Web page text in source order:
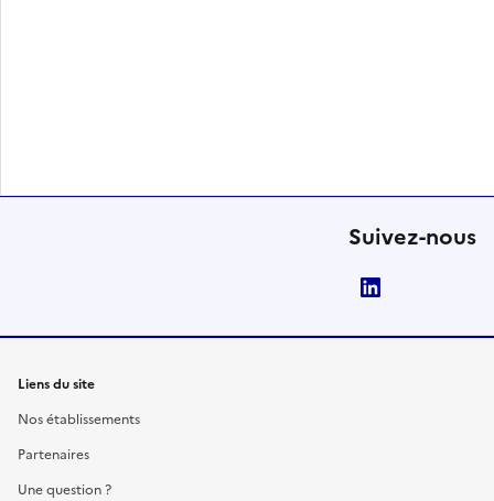
Suivez-nous
Liens du site
Nos établissements
Partenaires
Une question ?